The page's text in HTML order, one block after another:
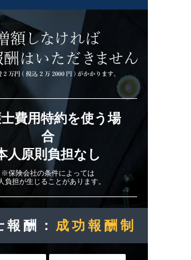
費用特約を使う場
合
人原則負担なし
※保険会社の条件によっては
負担が生じることがあります。
酬： 成功報酬制